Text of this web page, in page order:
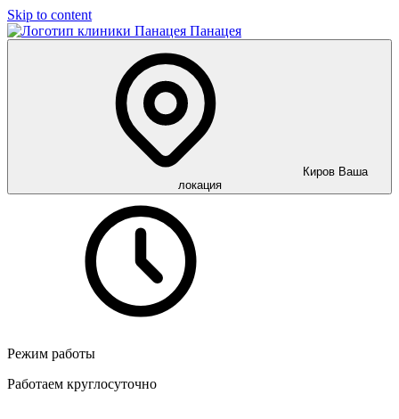
Skip to content
Панацея
Киров Ваша
локация
Режим работы
Работаем круглосуточно